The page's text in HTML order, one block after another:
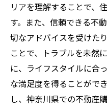
リアを理解することで、
す。また、信頼できる不
切なアドバイスを受けた
ことで、トラブルを未然
に、ライフスタイルに合
な満足度を得ることがで
し、神奈川県での不動産